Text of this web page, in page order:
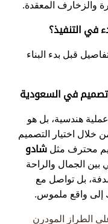
والزخارف المعقدة.
قبل بدء البناء
في السعودية
هندسية، بل هو
خلال اختيار التصميم
محترف مثل شادو
بين الجمال والراحة
بل تواصل مع
إلى واقع ملموس.
الطراز المودرن